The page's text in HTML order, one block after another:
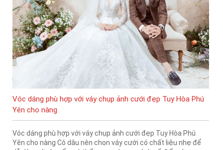
Vóc dáng phù hợp với váy chụp ảnh cưới đẹp Tuy Hòa Phú
Yên cho nàng
Vóc dáng phù hợp với váy chụp ảnh cưới đẹp Tuy Hòa Phú
Yên cho nàng Cô dâu nên chọn váy cưới có chất liệu nhẹ để